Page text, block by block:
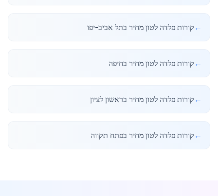
← קורות פלדה לטון מחיר בתל אביב-יפו
← קורות פלדה לטון מחיר בחיפה
← קורות פלדה לטון מחיר בראשון לציון
← קורות פלדה לטון מחיר בפתח תקווה